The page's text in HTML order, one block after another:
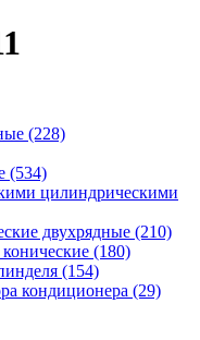
(228)
(534)
цилиндрическими
двухрядные (210)
(180)
(154)
кондиционера (29)